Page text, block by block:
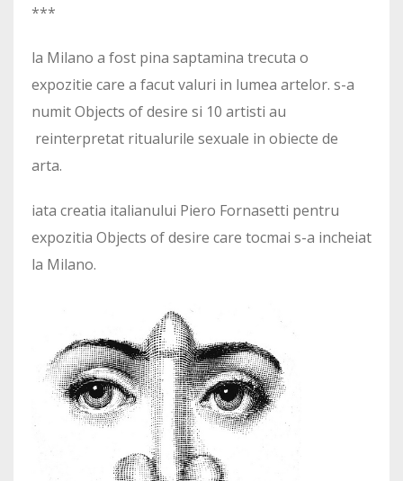
***
la Milano a fost pina saptamina trecuta o
expozitie care a facut valuri in lumea artelor. s-a
numit Objects of desire si 10 artisti au
reinterpretat ritualurile sexuale in obiecte de
arta.
iata creatia italianului Piero Fornasetti pentru
expozitia Objects of desire care tocmai s-a incheiat
la Milano.